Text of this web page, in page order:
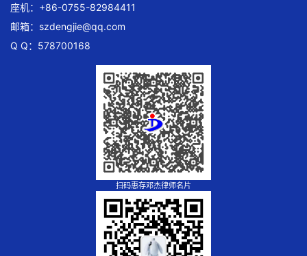
座机：+86-0755-82984411
邮箱： szdengjie@qq.com
Q Q：578700168
扫码惠存邓杰律师名片